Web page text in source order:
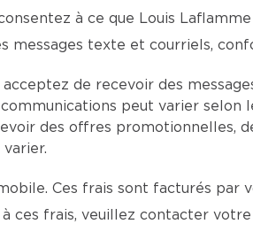
à ce que Louis
texte et courriels,
acceptez de recevoir des
peut varier selon
des offres promotionnelles,
Ces frais sont facturés
ces frais, veuillez contacter